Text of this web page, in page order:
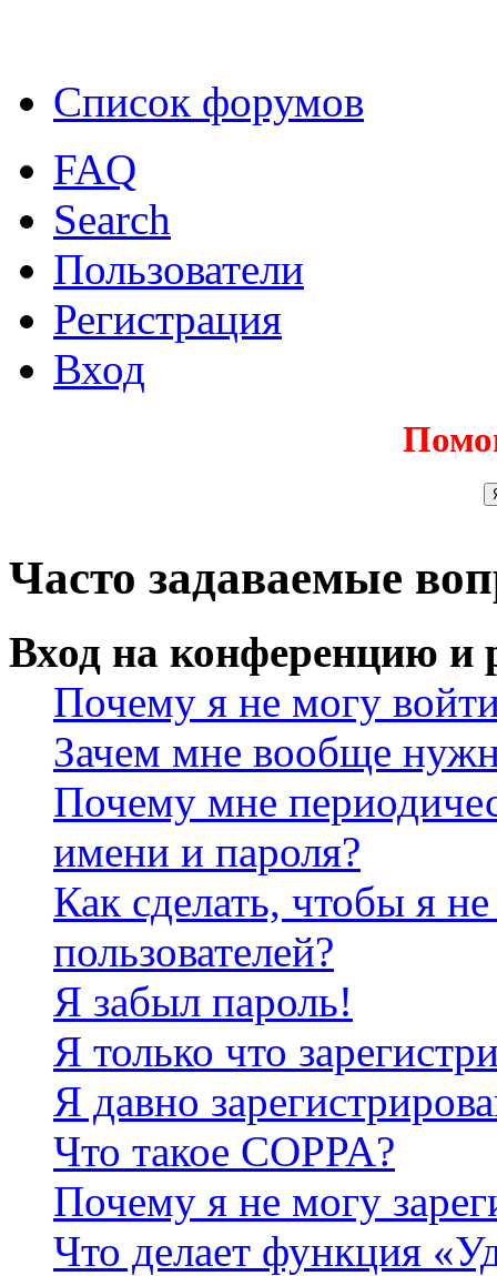
Список форумов
FAQ
Search
Пользователи
Регистрация
Вход
Часто задаваемые
Вход на конференцию и
Почему я не могу
Зачем мне вообще
Почему мне
имени и пароля?
Как сделать, чтобы я
пользователей?
Я забыл пароль!
Я только что
Я давно
Что такое COPPA?
Почему я не могу
Что делает функция